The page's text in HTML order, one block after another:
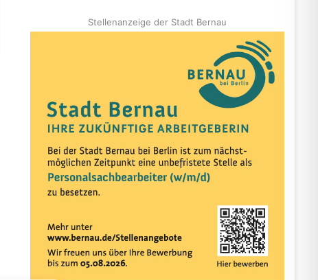
Stellenanzeige der Stadt Bernau